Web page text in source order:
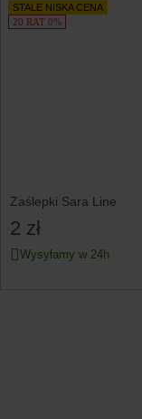
STALE NISKA CENA
20 RAT 0%
Zaślepki Sara Line
2 zł
Wysyłamy w 24h